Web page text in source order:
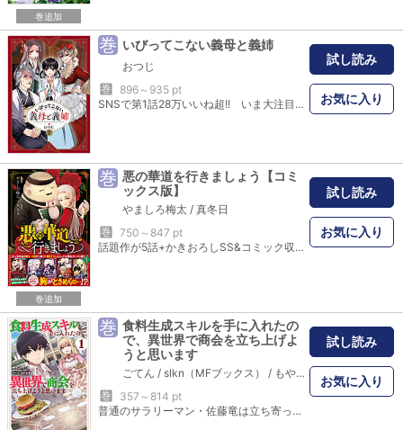
巻追加
巻 いびってこない義母と義姉
おつじ
巻
896～935 pt
SNSで第1話28万いいね超!! いま大注目のハートフルギャップコメディが待望の書籍化！ 本書だけの描き下ろしを30ページ以上加えて心あたたか満載でお届けします。 《あらすじ》とある名家の庶子である美冶は、母の死をきっかけに本家の鴻蔵家に引き取られることになりました。そこで待ち受けていたのは恐ろしい義母と義姉のはずが――!?
試し読み
お気に入り
巻追加
巻 悪の華道を行きましょう【コミ
ックス版】
やましろ梅太 / 真冬日
巻
750～847 pt
話題作が5話+かきおろしSS&コミック収録でついに待望のコミックスに!! 『悪役令嬢ですが、幸せになってみせますわ！』アンソロジーコミックの人気作が連載になり、ついにコミックスに！ 宰相目線で語られる本編前日譚SS+二人の日常を描いたコミック8Pはコミックスのみの特別収録です！ ＜STORY＞王子に捨てられた美貌の悪役令嬢セレスティーヌ。醜い禿げデブオヤジといやがらせ婚の最中……突然よみがえる前世の記憶…！ そして…あれ!? でもなんかこの人…悪くない。ちょっと素敵かも……？ 悪女として、そして枯れ専として、我が道を行くセレスティーヌの華道をご覧あれ！ ※この作品は過去、電子書籍『悪の華道を行きましょう』1～5巻として配信された内容をまとめた【コミックス版】となります。重複購入にご注意ください。
試し読み
お気に入り
巻 食料生成スキルを手に入れたの
で、異世界で商会を立ち上げよ
うと思います
ごてん / slkn（MFブックス） / もやし
巻
357～814 pt
普通のサラリーマン・佐藤竜は立ち寄った屋台を出るとそこは異世界の森の中だった!? ステータスを確認するといつの間にか持っていたスキル【屋台】は地球の食材を作り出せるまさにチート。この食糧生成スキルと、一緒に転移した屋台で異世界で商会を立ち上げる!! 女の子を助けたり、貴族の城に招かれたりと経営はハプニングの連続で…はたして大商会になり上がれるのか!? 異世界に食の革命を巻き起こす商会経営系異世界スローライフ、スタート!!
試し読み
お気に入り